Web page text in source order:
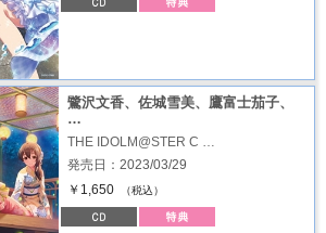
鷺沢文香、佐城雪美、鷹富士茄子、
…
THE IDOLM@STER C …
発売日：2023/03/29
￥1,650
（税込）